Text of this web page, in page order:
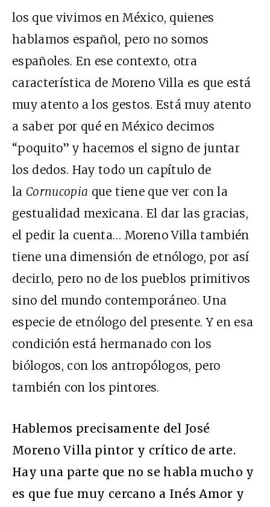
los que vivimos en México, quienes
hablamos español, pero no somos
españoles. En ese contexto, otra
característica de Moreno Villa es que está
muy atento a los gestos. Está muy atento
a saber por qué en México decimos
“poquito” y hacemos el signo de juntar
los dedos. Hay todo un capítulo de
laCornucopia que tiene que ver con la
gestualidad mexicana. El dar las gracias,
el pedir la cuenta… Moreno Villa también
tiene una dimensión de etnólogo, por así
decirlo, pero no de los pueblos primitivos
sino del mundo contemporáneo. Una
especie de etnólogo del presente. Y en esa
condición está hermanado con los
biólogos, con los antropólogos, pero
también con los pintores.
Hablemos precisamente del José
Moreno Villa pintor y crítico de arte.
Hay una parte que no se habla mucho y
es que fue muy cercano a Inés Amor y